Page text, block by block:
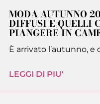
MODA AUTUNNO
DIFFUSI E QUELLI
PIANGERE IN
È arrivato l’autunno,
LEGGI DI PIU'